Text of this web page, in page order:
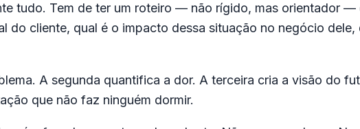
tudo. Tem de ter um roteiro — não rígido, mas orientador
do cliente, qual é o impacto dessa situação no negócio
A segunda quantifica a dor. A terceira cria a visão do
que não faz ninguém dormir.